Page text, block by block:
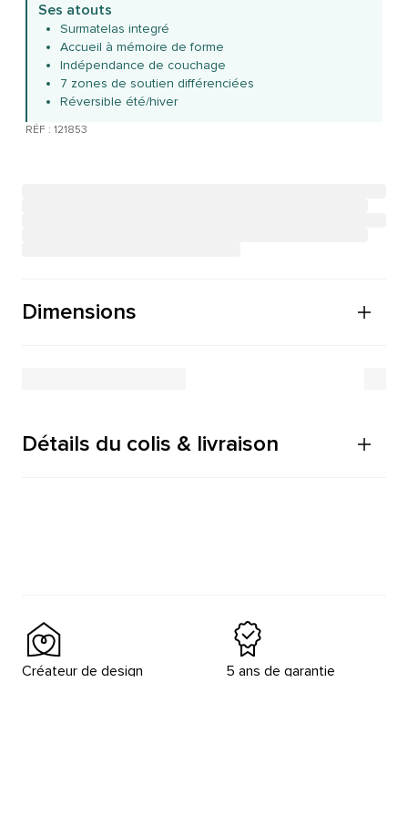
Ses atouts
Surmatelas integré
Accueil à mémoire de forme
Indépendance de couchage
7 zones de soutien différenciées
Réversible été/hiver
RÉF : 121853
Dimensions
Détails du colis & livraison
Créateur de design
5 ans de garantie